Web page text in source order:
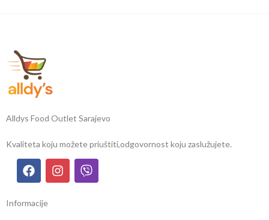
Alldys Food Outlet Sarajevo
Kvaliteta koju možete priuštiti,odgovornost koju zaslužujete.
Informacije